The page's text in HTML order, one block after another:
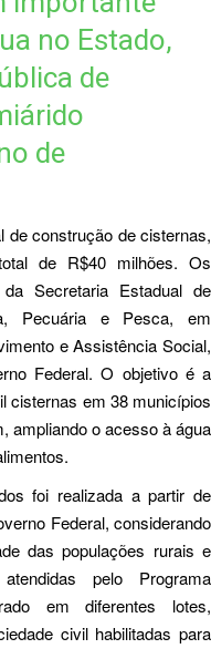
no Estado,
de
de
de construção de cisternas,
de R$40 milhões. Os
Secretaria Estadual de
Pecuária e Pesca, em
e Assistência Social,
Federal. O objetivo é a
cisternas em 38 municípios
ampliando o acesso à água
foi realizada a partir de
Federal, considerando
das populações rurais e
pelo Programa
em diferentes lotes,
civil habilitadas para